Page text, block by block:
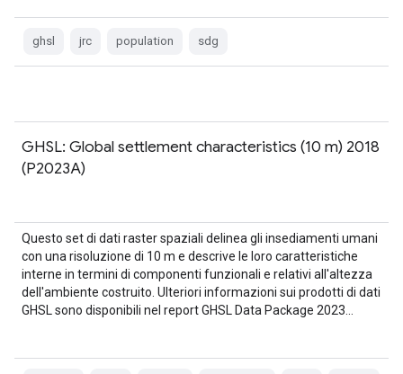
ghsl jrc population sdg
GHSL: Global settlement characteristics (10 m) 2018
(P2023A)
Questo set di dati raster spaziali delinea gli insediamenti umani
con una risoluzione di 10 m e descrive le loro caratteristiche
interne in termini di componenti funzionali e relativi all'altezza
dell'ambiente costruito. Ulteriori informazioni sui prodotti di dati
GHSL sono disponibili nel report GHSL Data Package 2023…